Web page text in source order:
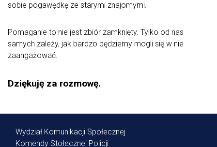
sobie pogawędkę ze starymi znajomymi.
Pomaganie to nie jest zbiór zamknięty. Tylko od nas
samych zależy, jak bardzo będziemy mogli się w nie
zaangażować.
Dziękuję za rozmowę.
Wydział Komunikacji Społecznej
Komendy Stołecznej Policji